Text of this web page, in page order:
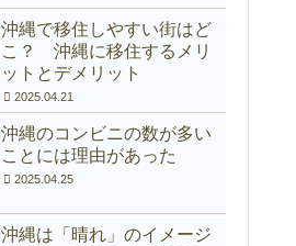
沖縄で移住しやすい街はど
こ？ 沖縄に移住するメリ
ットとデメリット
2025.04.21
沖縄のコンビニの数が多い
ことには理由があった
2025.04.25
沖縄は「晴れ」のイメージ